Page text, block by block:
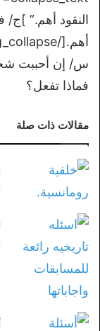
النقود أهم.” ]ج/
أهم.[/bg_collapse]
س/ إن أحببت
فماذا تفعل؟
مقالات ذات صلة